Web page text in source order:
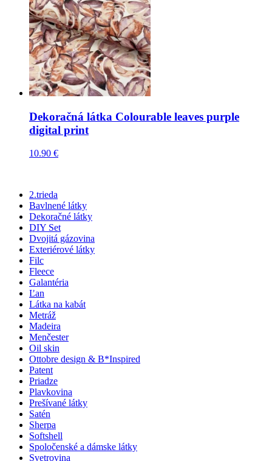
Dekoračná látka Colourable leaves purple
digital print
10.90 €
2.trieda
Bavlnené látky
Dekoračné látky
DIY Set
Dvojitá gázovina
Exteriérové látky
Filc
Fleece
Galantéria
Ľan
Látka na kabát
Metráž
Madeira
Menčester
Oil skin
Ottobre design & B*Inspired
Patent
Priadze
Plavkovina
Prešívané látky
Satén
Sherpa
Softshell
Spoločenské a dámske látky
Svetrovina